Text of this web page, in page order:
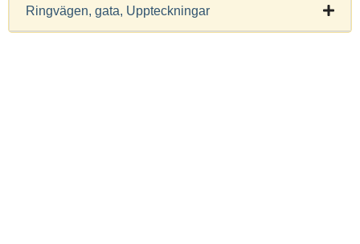
Ringvägen, gata, Uppteckningar